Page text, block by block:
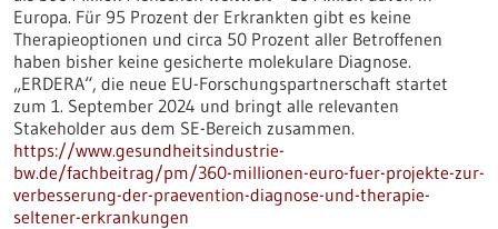
Europa. Für 95 Prozent der Erkrankten gibt es keine
Therapieoptionen und circa 50 Prozent aller Betroffenen
haben bisher keine gesicherte molekulare Diagnose.
„ERDERA“, die neue EU-Forschungspartnerschaft startet
zum 1. September 2024 und bringt alle relevanten
Stakeholder aus dem SE-Bereich zusammen.
https://www.gesundheitsindustrie-
bw.de/fachbeitrag/pm/360-millionen-euro-fuer-projekte-zur-
verbesserung-der-praevention-diagnose-und-therapie-
seltener-erkrankungen